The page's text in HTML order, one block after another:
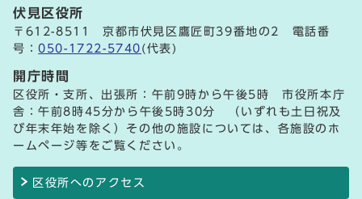
伏見区役所
〒612-8511 京都市伏見区鷹匠町39番地の2 電話番
号：050-1722-5740 (代表)
開庁時間
区役所・支所、出張所：午前9時から午後5時 市役所本庁
舎：午前8時45分から午後5時30分 （いずれも土日祝及
び年末年始を除く）その他の施設については、各施設のホ
ームページ等をご覧ください。
区役所へのアクセス